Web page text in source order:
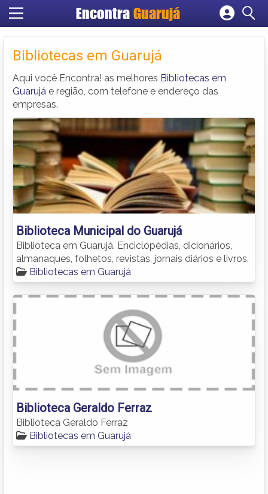
Encontra Guarujá
Cadastrar empresa
Criar conta
Bibliotecas em Guarujá
Aqui você Encontra! as melhores Bibliotecas em
Guarujá e região, com telefone e endereço das
empresas.
Biblioteca Municipal do Guarujá
Biblioteca em Guarujá. Enciclopédias, dicionários,
almanaques, folhetos, revistas, jornais diários e livros.
Bibliotecas em Guarujá
Biblioteca Geraldo Ferraz
Biblioteca Geraldo Ferraz
Bibliotecas em Guarujá